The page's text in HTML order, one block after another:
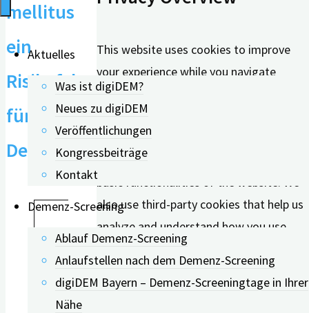
Aktuelles
Was ist digiDEM?
Neues zu digiDEM
Veröffentlichungen
Kongressbeiträge
Kontakt
Demenz-Screening
Ablauf Demenz-Screening
Anlaufstellen nach dem Demenz-Screening
digiDEM Bayern – Demenz-Screeningtage in Ihrer
Nähe
mellitus
ein
Risikofaktor
für
Demenz?
Begleiterkrankungen:
Menschen mit Diabetes
haben oft weitere
This website uses cookies to improve
your experience while you navigate
through the website. Out of these, the
cookies that are categorized as
necessary are stored on your browser
as they are essential for the working of
basic functionalities of the website. We
also use third-party cookies that help us
analyze and understand how you use
this website. These cookies will be
stored in your browser only with your
consent. You also have the option to